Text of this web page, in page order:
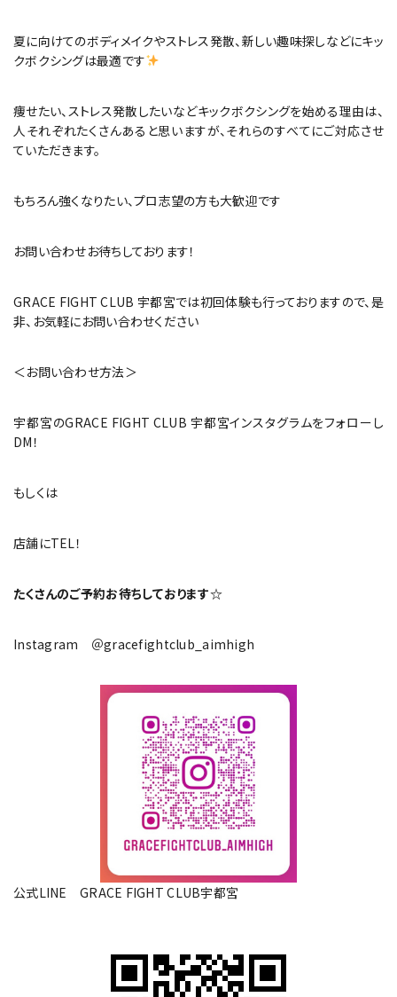
夏に向けてのボディメイクやストレス発散、新しい趣味探しなどにキッ
クボクシングは最適です
痩せたい、ストレス発散したいなどキックボクシングを始める理由は、
人それぞれたくさんあると思いますが、それらのすべてにご対応させ
ていただきます。
もちろん強くなりたい、プロ志望の方も大歓迎です
お問い合わせお待ちしております！
GRACE FIGHT CLUB 宇都宮では初回体験も行っておりますので、是
非、お気軽にお問い合わせください
＜お問い合わせ方法＞
宇都宮のGRACE FIGHT CLUB 宇都宮インスタグラムをフォローし
DM！
もしくは
店舗にTEL！
たくさんのご予約お待ちしております☆
Instagram ＠gracefightclub_aimhigh
公式LINE GRACE FIGHT CLUB宇都宮